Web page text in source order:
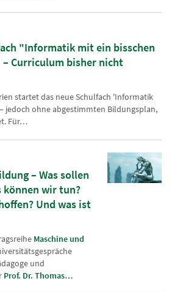
"Informatik mit ein bisschen
Curriculum bisher nicht
startet das neue Schulfach 'Informatik
jedoch ohne abgestimmten Bildungsplan,
Für…
– Was sollen
können wir tun?
Und was ist
Maschine und
und
Prof. Dr. Thomas…